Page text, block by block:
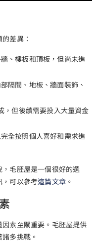
差異：
、樓板和頂板，但尚未進
隔間、地板、牆面裝飾、
，但後續需要投入大量資金
全按照個人喜好和需求進
毛胚屋是一個很好的選
，可以參考這篇文章 。
素至關重要。毛胚屋提供
多挑戰。